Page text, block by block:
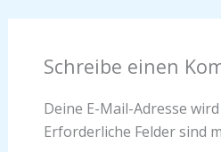
Schreibe einen
Deine E-Mail-Adresse
Erforderliche Felder sind